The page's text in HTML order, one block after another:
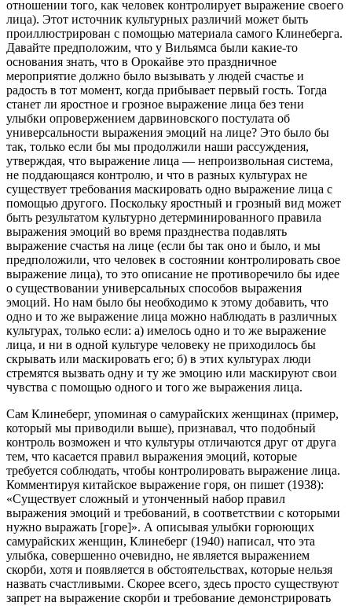
отношении того, как человек контролирует выражение своего
лица). Этот источник культурных различий может быть
проиллюстрирован с помощью материала самого Клинеберга.
Давайте предположим, что у Вильямса были какие-то
основания знать, что в Орокайве это праздничное
мероприятие должно было вызывать у людей счастье и
радость в тот момент, когда прибывает первый гость. Тогда
станет ли яростное и грозное выражение лица без тени
улыбки опровержением дарвиновского постулата об
универсальности выражения эмоций на лице? Это было бы
так, только если бы мы продолжили наши рассуждения,
утверждая, что выражение лица — непроизвольная система,
не поддающаяся контролю, и что в разных культурах не
существует требования маскировать одно выражение лица с
помощью другого. Поскольку яростный и грозный вид может
быть результатом культурно детерминированного правила
выражения эмоций во время празднества подавлять
выражение счастья на лице (если бы так оно и было, и мы
предположили, что человек в состоянии контролировать свое
выражение лица), то это описание не противоречило бы идее
о существовании универсальных способов выражения
эмоций. Но нам было бы необходимо к этому добавить, что
одно и то же выражение лица можно наблюдать в различных
культурах, только если: а) имелось одно и то же выражение
лица, и ни в одной культуре человеку не приходилось бы
скрывать или маскировать его; б) в этих культурах люди
стремятся вызвать одну и ту же эмоцию или маскируют свои
чувства с помощью одного и того же выражения лица.
Сам Клинеберг, упоминая о самурайских женщинах (пример,
который мы приводили выше), признавал, что подобный
контроль возможен и что культуры отличаются друг от друга
тем, что касается правил выражения эмоций, которые
требуется соблюдать, чтобы контролировать выражение лица.
Комментируя китайское выражение горя, он пишет (1938):
«Существует сложный и утонченный набор правил
выражения эмоций и требований, в соответствии с которыми
нужно выражать [горе]». А описывая улыбки горюющих
самурайских женщин, Клинеберг (1940) написал, что эта
улыбка, совершенно очевидно, не является выражением
скорби, хотя и появляется в обстоятельствах, которые нельзя
назвать счастливыми. Скорее всего, здесь просто существуют
запрет на выражение скорби и требование демонстрировать